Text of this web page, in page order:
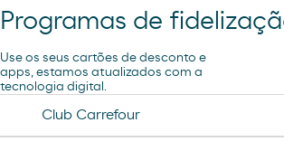
Lavagem Manual – Jet Wash
Lavagem Automática de automóveis
Programas de
Use os seus cartões de desconto e
apps, estamos atualizados com a
tecnologia digital.
Club Carrefour